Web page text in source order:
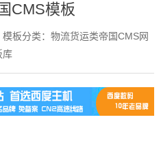
CMS模板
模板分类： 物流货运类帝国CMS网
库